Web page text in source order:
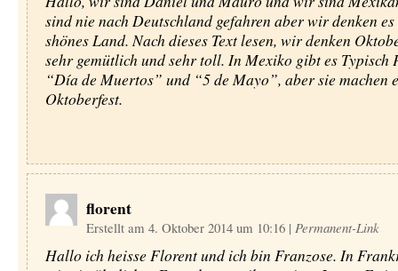
sind nie nach Deutschland gefahren aber wir denken
shönes Land. Nach dieses Text lesen, wir denken
sehr gemütlich und sehr toll. In Mexiko gibt es Typisch
“Día de Muertos” und “5 de Mayo”, aber sie machen
Oktoberfest.
florent
Erstellt am 4. Oktober 2014 um 10:16 | Permanent-Link
Hallo ich heisse Florent und ich bin Franzose. In